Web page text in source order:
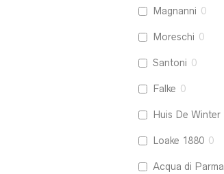
Magnanni 0
Moreschi 0
Santoni 0
Falke 0
Huis De
Loake 1880 0
Acqua di Parma